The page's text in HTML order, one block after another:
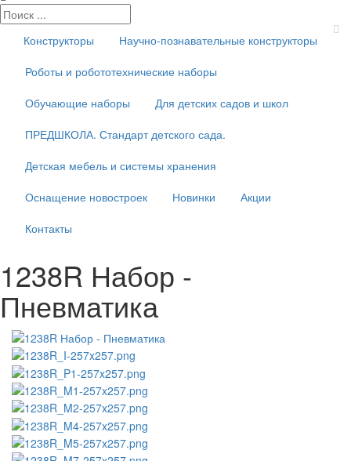
Конструкторы
Научно-познавательные конструкторы
Роботы и робототехнические наборы
Обучающие наборы
Для детских садов и школ
ПРЕДШКОЛА. Стандарт детского сада.
Детская мебель и системы хранения
Оснащение новостроек
Новинки
Акции
Контакты
1238R Набор -
Пневматика